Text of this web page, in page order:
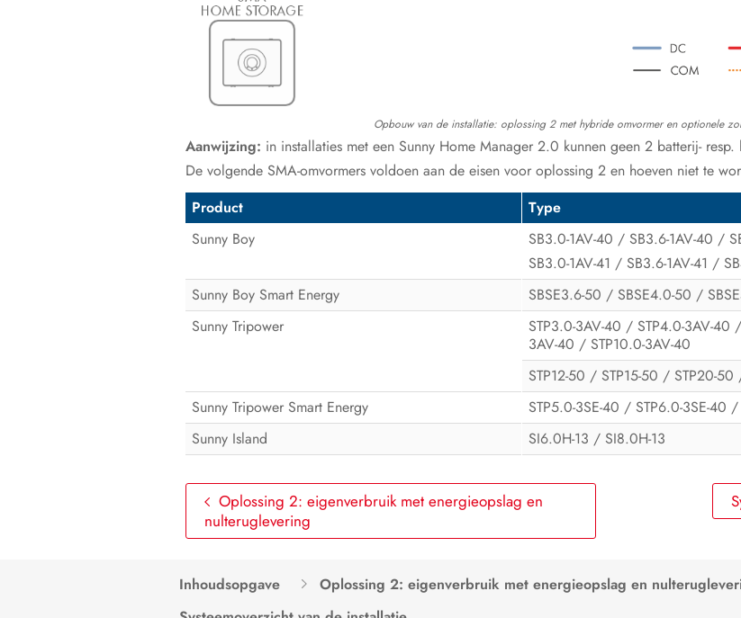
Opbouw van de installatie: oplossing 2 met hybride omvormer en optionele
Aanwijzing: in installaties met een Sunny Home Manager 2.0 kunnen geen 2 batterij-
De volgende SMA-omvormers voldoen aan de eisen voor oplossing 2 en hoeven niet te
Product
Type
Sunny Boy
SB3.0-1AV-40 / SB3.6-1AV-40 /
SB3.0-1AV-41 / SB3.6-1AV-41 /
Sunny Boy Smart Energy
SBSE3.6-50 / SBSE4.0-50 /
Sunny Tripower
STP3.0-3AV-40 / STP4.0-3AV-
3AV-40 / STP10.0-3AV-40
STP12-50 / STP15-50 / STP20-50
Sunny Tripower Smart Energy
STP5.0-3SE-40 / STP6.0-3SE-40
Sunny Island
SI6.0H-13 / SI8.0H-13
Oplossing 2: eigenverbruik met energieopslag en
nulteruglevering
Inhoudsopgave
Oplossing 2: eigenverbruik met energieopslag en